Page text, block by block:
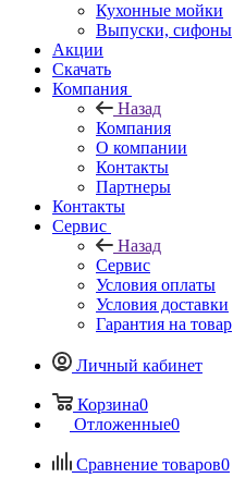
Кухонные мойки
Выпуски, сифоны
Акции
Скачать
Компания
Назад
Компания
О компании
Контакты
Партнеры
Контакты
Сервис
Назад
Сервис
Условия оплаты
Условия доставки
Гарантия на товар
Личный кабинет
Корзина0
Отложенные0
Сравнение товаров0